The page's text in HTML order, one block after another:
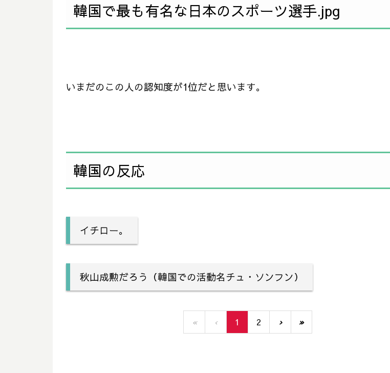
韓国で最も有名な日本のスポーツ選手.jpg
いまだのこの人の認知度が1位だと思います。
韓国の反応
イチロー。
秋山成勲だろう（韓国での活動名チュ・ソンフン）
« ‹ 1 2 › »